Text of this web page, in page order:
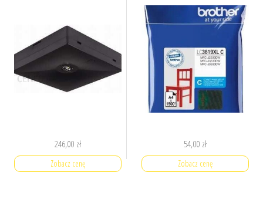
246,00 zł
Zobacz cenę
54,00 zł
Zobacz cenę